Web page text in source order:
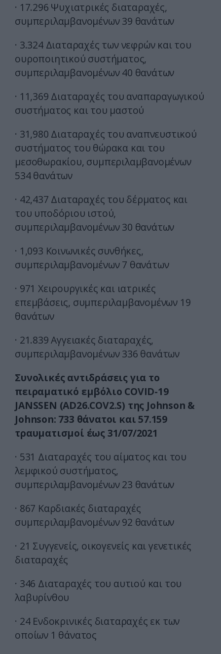
· 17.296 Ψυχιατρικές διαταραχές,
συμπεριλαμβανομένων 39 θανάτων
· 3.324 Διαταραχές των νεφρών και του
ουροποιητικού συστήματος,
συμπεριλαμβανομένων 40 θανάτων
· 11,369 Διαταραχές του αναπαραγωγικού
συστήματος και του μαστού
· 31,980 Διαταραχές του αναπνευστικού
συστήματος του θώρακα και του
μεσοθωρακίου, συμπεριλαμβανομένων
534 θανάτων
· 42,437 Διαταραχές του δέρματος και
του υποδόριου ιστού,
συμπεριλαμβανομένων 30 θανάτων
· 1,093 Κοινωνικές συνθήκες,
συμπεριλαμβανομένων 7 θανάτων
· 971 Χειρουργικές και ιατρικές
επεμβάσεις, συμπεριλαμβανομένων 19
θανάτων
· 21.839 Αγγειακές διαταραχές,
συμπεριλαμβανομένων 336 θανάτων
Συνολικές αντιδράσεις για το
πειραματικό εμβόλιο COVID-19
JANSSEN (AD26.COV2.S) της Johnson &
Johnson: 733 θάνατοι και 57.159
τραυματισμοί έως 31/07/2021
· 531 Διαταραχές του αίματος και του
λεμφικού συστήματος,
συμπεριλαμβανομένων 23 θανάτων
· 867 Καρδιακές διαταραχές
συμπεριλαμβανομένων 92 θανάτων
· 21 Συγγενείς, οικογενείς και γενετικές
διαταραχές
· 346 Διαταραχές του αυτιού και του
λαβυρίνθου
· 24 Ενδοκρινικές διαταραχές εκ των
οποίων 1 θάνατος